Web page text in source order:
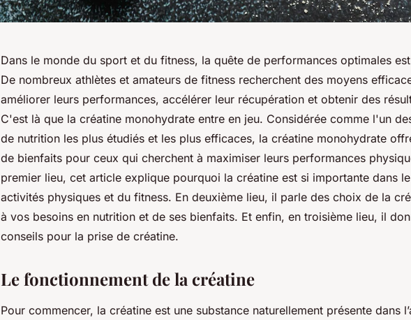
Dans le monde du sport et du fitness, la quête de performances optimales
De nombreux athlètes et amateurs de fitness recherchent des moyens
améliorer leurs performances, accélérer leur récupération et obtenir des
C'est là que la créatine monohydrate entre en jeu. Considérée comme l'un
de nutrition les plus étudiés et les plus efficaces, la créatine monohydrate
de bienfaits pour ceux qui cherchent à maximiser leurs performances
premier lieu, cet article explique pourquoi la créatine est si importante dans
activités physiques et du fitness. En deuxième lieu, il parle des choix de la
à vos besoins en nutrition et de ses bienfaits. Et enfin, en troisième lieu, il
conseils pour la prise de créatine.
Le fonctionnement de la créatine
Pour commencer, la créatine est une substance naturellement présente dans